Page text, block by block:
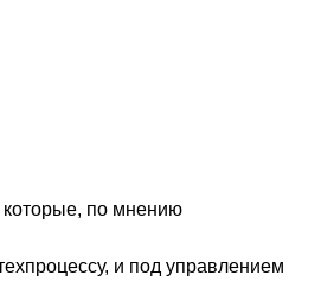
которые, по мнению
и под управлением